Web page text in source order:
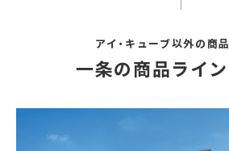
アイ・キューブ以外の商
一条の商品ライ